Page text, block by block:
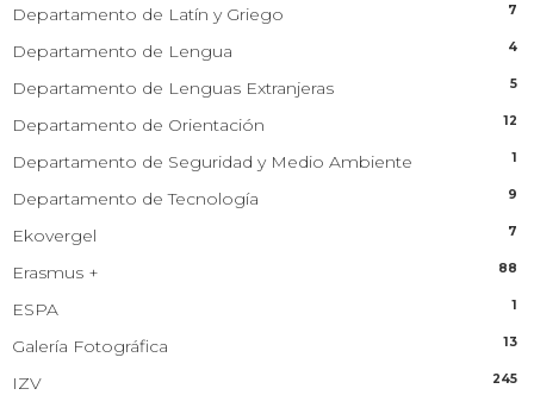
Departamento de Latín y Griego 7
Departamento de Lengua 4
Departamento de Lenguas Extranjeras 5
Departamento de Orientación 12
Departamento de Seguridad y Medio Ambiente 1
Departamento de Tecnología 9
Ekovergel 7
Erasmus + 88
ESPA 1
Galería Fotográfica 13
IZV 245